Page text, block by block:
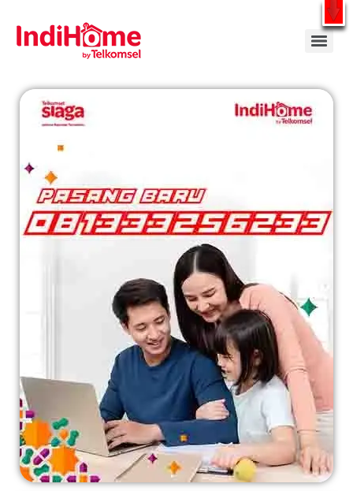
Gratis Pasang Dengan Bayar PDD2 | WiFi 200Rb an By Telkomsel